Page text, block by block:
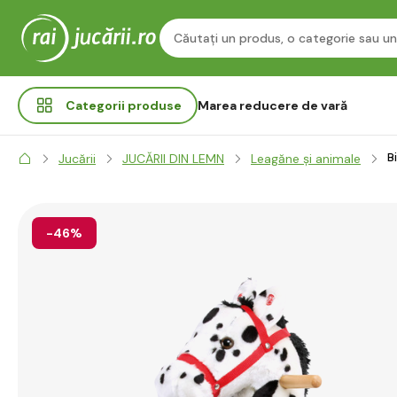
Categorii produse Marea reducere de vară
Jucării JUCĂRII DIN LEMN Leagăne și animale
-46%